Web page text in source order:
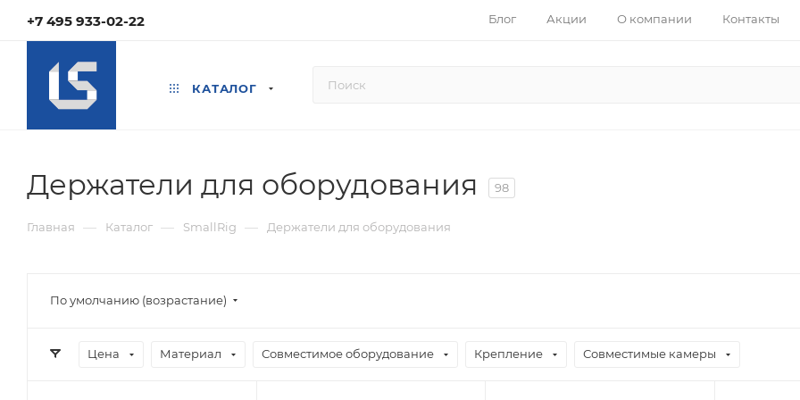
+7 495 933-02-22 Блог Акции О компании Контакты
КАТАЛОГ
Держатели для оборудования 98
Главная — Каталог — SmallRig — Держатели для оборудования
По умолчанию (возрастание)
Цена Материал Совместимое оборудование Крепление Совместимые камеры